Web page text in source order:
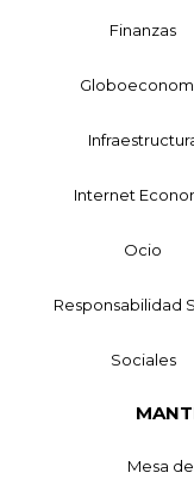
Finanzas
Internet
Ocio
Responsabilidad
Sociales
Mesa